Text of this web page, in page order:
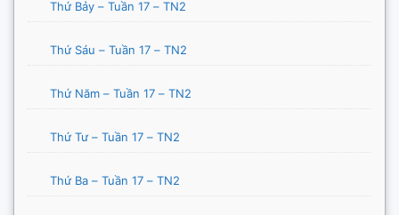
Thứ Bảy – Tuần 17 – TN2
Thứ Sáu – Tuần 17 – TN2
Thứ Năm – Tuần 17 – TN2
Thứ Tư – Tuần 17 – TN2
Thứ Ba – Tuần 17 – TN2